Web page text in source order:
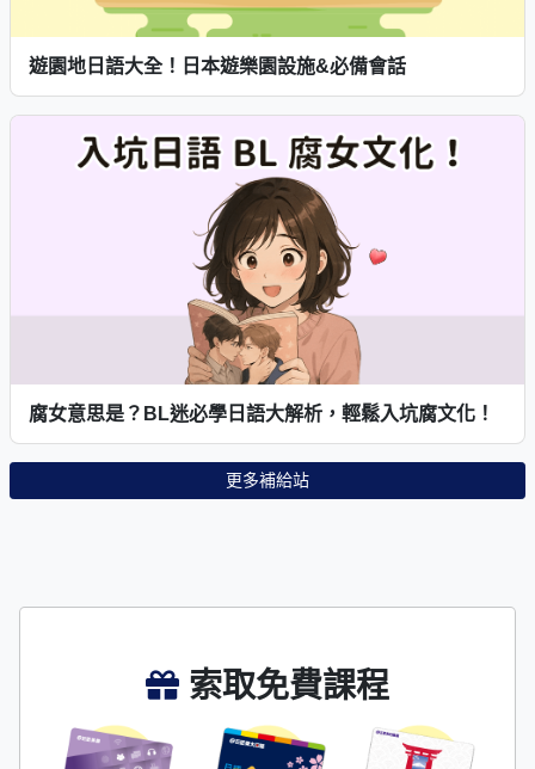
遊園地日語大全！日本遊樂園設施&必備會話
腐女意思是？BL迷必學日語大解析，輕鬆入坑腐文化！
更多補給站
索取免費課程